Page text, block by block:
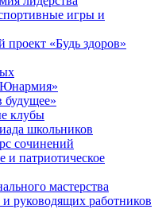
игры и
«Будь здоров»
будущее»
клубы
школьников
сочинений
и патриотическое
мастерства
и руководящих работников